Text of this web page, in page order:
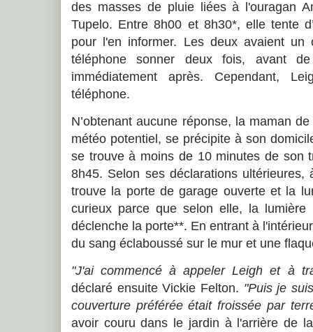
des masses de pluie liées à l'ouragan
Tupelo. Entre 8h00 et 8h30*, elle tente
pour l'en informer. Les deux avaient un
téléphone sonner deux fois, avant
immédiatement après. Cependant,
téléphone.
N’obtenant aucune réponse, la maman
météo potentiel, se précipite à son
se trouve à moins de 10 minutes de son
8h45. Selon ses déclarations
trouve la porte de garage ouverte et la
curieux parce que selon elle, la
déclenche la porte**. En entrant à
du sang éclaboussé sur le mur et une
"J'ai commencé à appeler Leigh et à
déclaré ensuite Vickie Felton. "Puis je
couverture préférée était froissée par
avoir couru dans le jardin à l'arrière de